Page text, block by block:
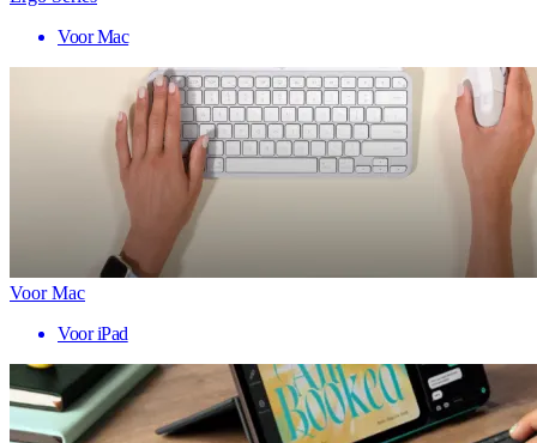
Voor Mac
Voor Mac
Voor iPad